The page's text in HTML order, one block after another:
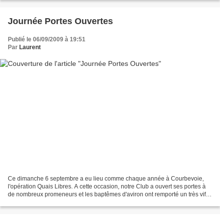
Journée Portes Ouvertes
Publié le 06/09/2009 à 19:51
Par Laurent
Ce dimanche 6 septembre a eu lieu comme chaque année à Courbevoie,
l'opération Quais Libres. A cette occasion, notre Club a ouvert ses portes à
de nombreux promeneurs et les baptêmes d'aviron ont remporté un très vif